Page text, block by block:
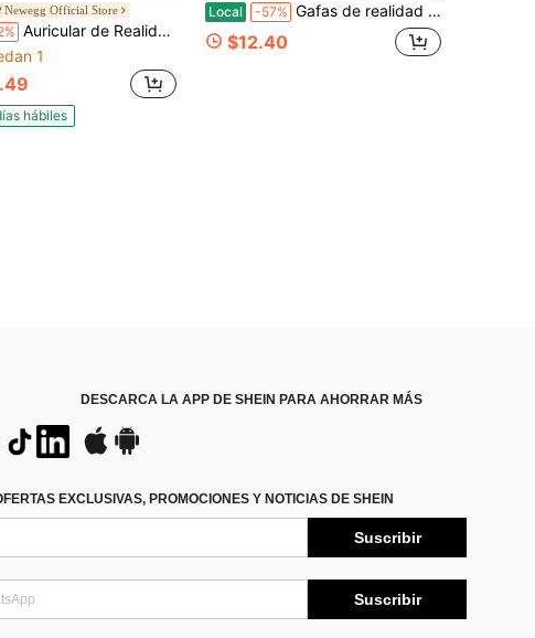
Newegg Official Store
Auricular de Realidad Virtual HTC VIVE Focus Vision con Controladores, Edición Empresarial, Paquete con Kit de Transmisión
1
hábiles
Local -57% Gafas de realidad virtual 3D Casco de realidad virtual para teléfonos Lentes Gafas Dispositivos Viar Smart Smartphones Juego Visor Móvil Set
$12.40
DESCARCA LA APP DE SHEIN PARA AHORRAR MÁS
EXCLUSIVAS, PROMOCIONES Y NOTICIAS DE SHEIN
Suscribir
Suscribir